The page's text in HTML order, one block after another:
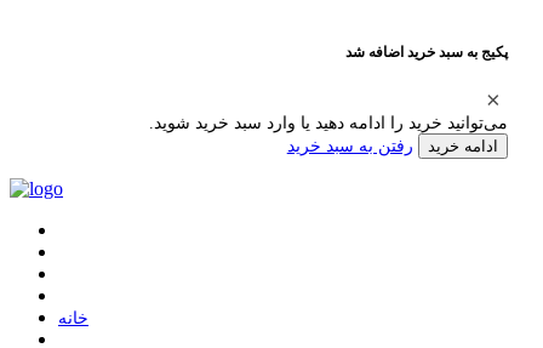
پکیج به سبد خرید اضافه شد
می‌توانید خرید را ادامه دهید یا وارد سبد خرید شوید.
ادامه خرید رفتن به سبد خرید
ﺧﺎﻧﻪ